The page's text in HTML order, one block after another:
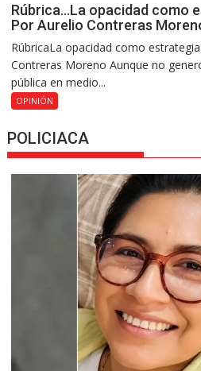
Rúbrica…La opacidad como
Por Aurelio Contreras
RúbricaLa opacidad como
Contreras Moreno Aunque no
pública en medio...
OPINIÓN
POLICIACA